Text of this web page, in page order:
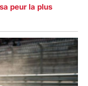
peur la plus